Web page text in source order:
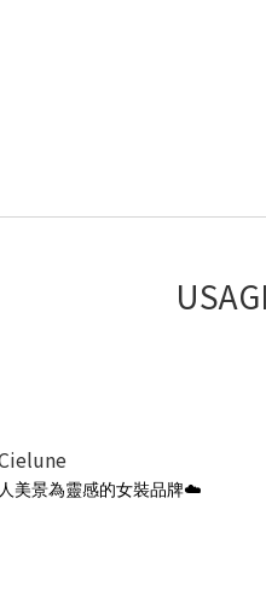
美景為靈感的女裝品牌☁️